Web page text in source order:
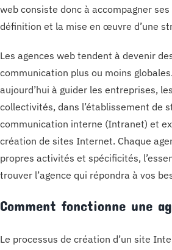
web consiste donc à accompagner
définition et la mise en œuvre d’une
Les agences web tendent à devenir
communication plus ou moins
aujourd’hui à guider les entreprises,
collectivités, dans l’établissement de
communication interne (Intranet) et
création de sites Internet. Chaque
propres activités et spécificités,
trouver l’agence qui répondra à vos
Comment fonctionne une
Le processus de création d’un site